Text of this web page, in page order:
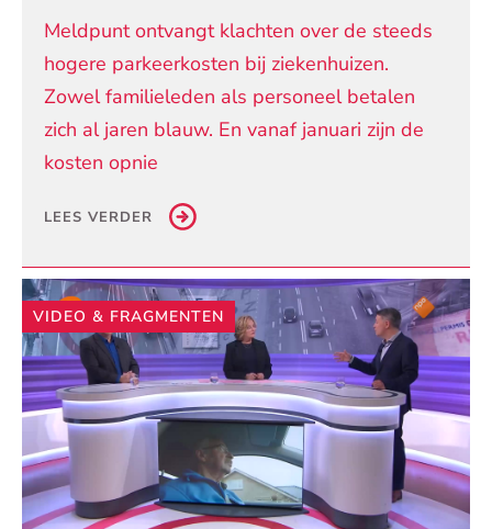
Meldpunt ontvangt klachten over de steeds
hogere parkeerkosten bij ziekenhuizen.
Zowel familieleden als personeel betalen
zich al jaren blauw. En vanaf januari zijn de
kosten opnie
LEES VERDER
VIDEO & FRAGMENTEN